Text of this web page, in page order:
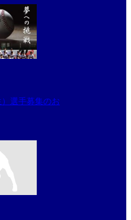
選手募集のお